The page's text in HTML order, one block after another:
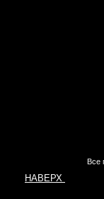
Все
НАВЕРХ